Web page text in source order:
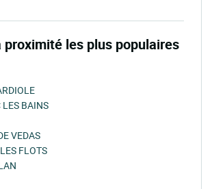
proximité les plus populaires
BAINS
VEDAS
FLOTS